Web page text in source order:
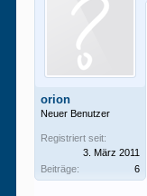
orion
Neuer Benutzer
Registriert seit:
3. März 2011
Beiträge:
6